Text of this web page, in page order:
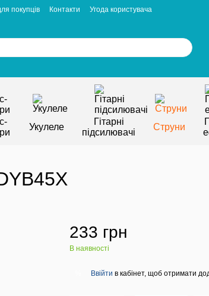
покупців Контакти
Угода користувача
Укулеле
Гітарні
підсилювачі
Струни
233 грн
В наявності
Ввійти в кабінет, щоб отримати